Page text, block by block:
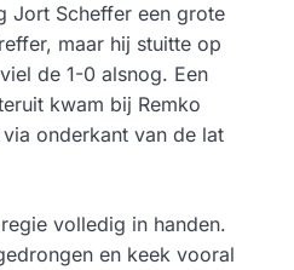
Jort Scheffer een grote
maar hij stuitte op
de 1-0 alsnog. Een
kwam bij Remko
onderkant van de lat
volledig in handen.
en keek vooral